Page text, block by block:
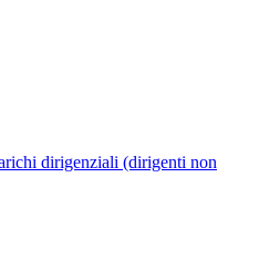
dirigenziali (dirigenti non